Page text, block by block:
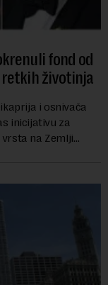
fond od
retkih životinja
i osnivača
inicijativu za
na Zemlji